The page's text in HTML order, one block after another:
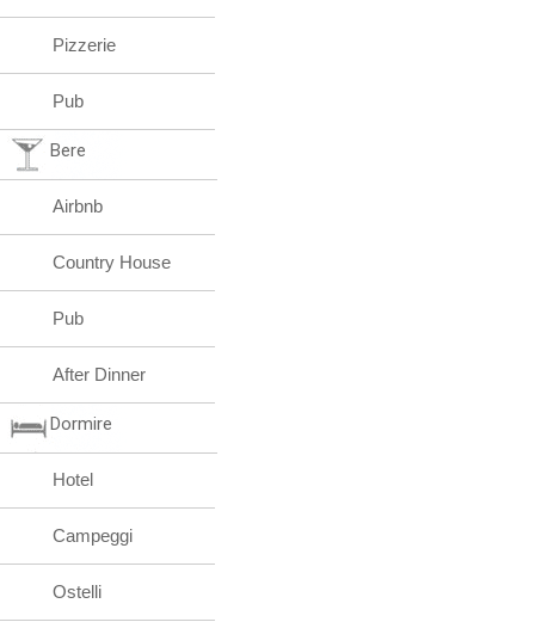
Pizzerie
Pub
Bere
Airbnb
Country House
Pub
After Dinner
Dormire
Hotel
Campeggi
Ostelli